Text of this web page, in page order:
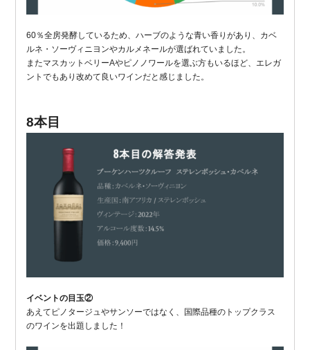
60％全房発酵しているため、ハーブのような青い香りがあり、カベ
ルネ・ソーヴィニヨンやカルメネールが選ばれていました。
またマスカットベリーAやピノノワールを選ぶ方もいるほど、エレガ
ントでもあり改めて良いワインだと感じました。
8本目
イベントの目玉②
あえてピノタージュやサンソーではなく、国際品種のトップクラス
のワインを出題しました！